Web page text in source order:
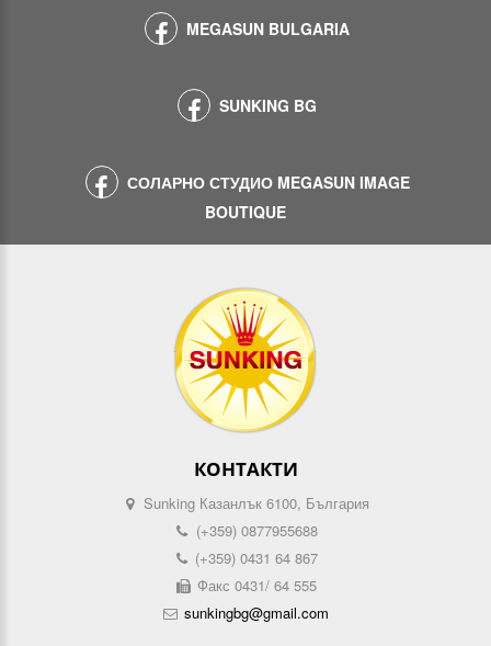
MEGASUN BULGARIA
SUNKING BG
СОЛАРНО СТУДИО MEGASUN IMAGE
BOUTIQUE
КОНТАКТИ
Sunking Казанлък 6100, България
(+359) 0877955688
(+359) 0431 64 867
Факс 0431/ 64 555
sunkingbg@gmail.com